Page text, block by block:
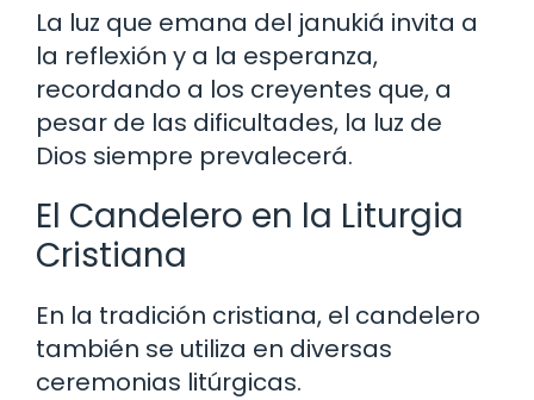
La luz que emana del janukiá invita a
la reflexión y a la esperanza,
recordando a los creyentes que, a
pesar de las dificultades, la luz de
Dios siempre prevalecerá.
El Candelero en la Liturgia
Cristiana
En la tradición cristiana, el candelero
también se utiliza en diversas
ceremonias litúrgicas.